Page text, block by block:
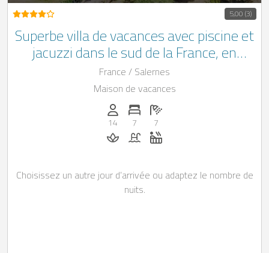
5,00 (3)
Superbe villa de vacances avec piscine et
jacuzzi dans le sud de la France, en
Provence
France / Salernes
Maison de vacances
Personnes (max): 14
14
Nombre de chambres: 7
7
Nombre de salles de bain: 7
7
Massage sur demande
Piscine
Choisissez un autre jour d’arrivée ou adaptez le nombre de
nuits.